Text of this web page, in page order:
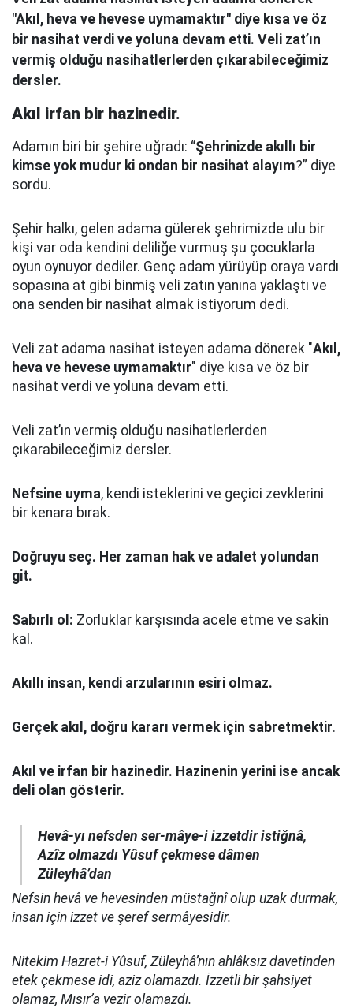
"Akıl, heva ve hevese uymamaktır" diye kısa ve öz
bir nasihat verdi ve yoluna devam etti. Veli zat’ın
vermiş olduğu nasihatlerlerden çıkarabileceğimiz
dersler.
Akıl irfan bir hazinedir.
Adamın biri bir şehire uğradı: “Şehrinizde akıllı bir
kimse yok mudur ki ondan bir nasihat alayım?” diye
sordu.
Şehir halkı, gelen adama gülerek şehrimizde ulu bir
kişi var oda kendini deliliğe vurmuş şu çocuklarla
oyun oynuyor dediler. Genç adam yürüyüp oraya vardı
sopasına at gibi binmiş veli zatın yanına yaklaştı ve
ona senden bir nasihat almak istiyorum dedi.
Veli zat adama nasihat isteyen adama dönerek "Akıl,
heva ve hevese uymamaktır" diye kısa ve öz bir
nasihat verdi ve yoluna devam etti.
Veli zat’ın vermiş olduğu nasihatlerlerden
çıkarabileceğimiz dersler.
Nefsine uyma, kendi isteklerini ve geçici zevklerini
bir kenara bırak.
Doğruyu seç. Her zaman hak ve adalet yolundan
git.
Sabırlı ol: Zorluklar karşısında acele etme ve sakin
kal.
Akıllı insan, kendi arzularının esiri olmaz.
Gerçek akıl, doğru kararı vermek için sabretmektir.
Akıl ve irfan bir hazinedir. Hazinenin yerini ise ancak
deli olan gösterir.
Hevâ-yı nefsden ser-mâye-i izzetdir istiğnâ,
Azîz olmazdı Yûsuf çekmese dâmen
Züleyhâ’dan
Nefsin hevâ ve hevesinden müstağnî olup uzak durmak,
insan için izzet ve şeref sermâyesidir.
Nitekim Hazret-i Yûsuf, Züleyhâ’nın ahlâksız davetinden
etek çekmese idi, aziz olamazdı. İzzetli bir şahsiyet
olamaz, Mısır’a vezir olamazdı.